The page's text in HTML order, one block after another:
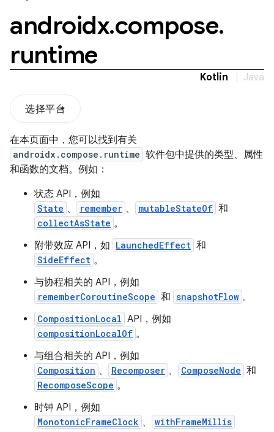
androidx.compose.
runtime
Kotlin Java
选择平台
在本页面中，您可以找到有关
androidx.compose.runtime 软件包中提供的类型、属性
和函数的文档。例如：
状态 API，例如
State 、 remember 、 mutableStateOf 和
collectAsState 。
附带效应 API，如 LaunchedEffect 和
SideEffect 。
与协程相关的 API，例如
rememberCoroutineScope 和 snapshotFlow 。
CompositionLocal API，例如
compositionLocalOf 。
与组合相关的 API，例如
Composition 、 Recomposer 、 ComposeNode 和
RecomposeScope 。
时钟 API，例如
MonotonicFrameClock 、 withFrameMillis